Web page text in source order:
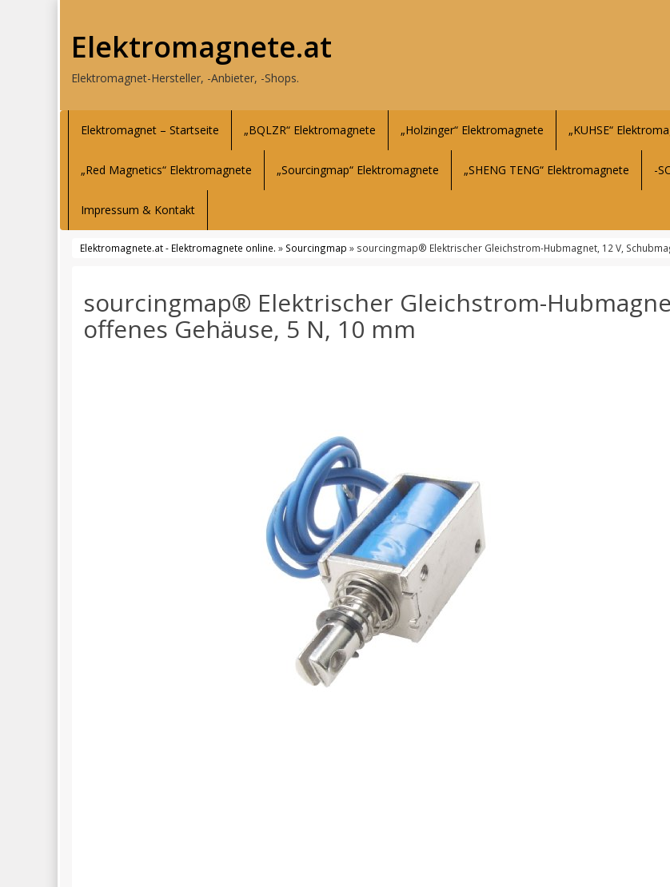
Elektromagnete.at
Elektromagnet-Hersteller, -Anbieter, -Shops.
Elektromagnet – Startseite „BQLZR“ Elektromagnete „Holzinger“ Elektromagnete „KUHSE“
„Red Magnetics“ Elektromagnete „Sourcingmap“ Elektromagnete „SHENG TENG“ Elektromagnete -
Impressum & Kontakt
Elektromagnete.at - Elektromagnete online. » Sourcingmap » sourcingmap® Elektrischer Gleichstrom-Hubmagnet, 12 V,
sourcingmap® Elektrischer Gleichstrom-
offenes Gehäuse, 5 N, 10 mm